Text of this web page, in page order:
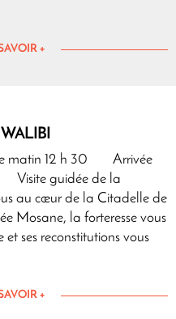
+
le matin 12 h 30 Arrivée
Visite guidée de la
au cœur de la Citadelle de
Mosane, la forteresse vous
ses reconstitutions vous
+